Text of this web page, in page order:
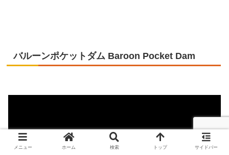
バルーンポケットダム Baroon Pocket Dam
メニュー ホーム 検索 トップ サイドバー